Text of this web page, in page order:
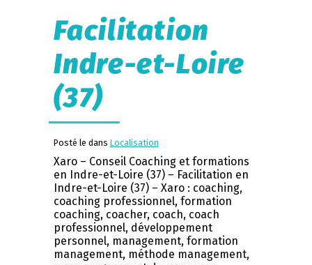
Facilitation
Indre-et-Loire
(37)
Posté le dans Localisation
Xaro – Conseil Coaching et formations
en Indre-et-Loire (37) – Facilitation en
Indre-et-Loire (37) – Xaro : coaching,
coaching professionnel, formation
coaching, coacher, coach, coach
professionnel, développement
personnel, management, formation
management, méthode management,